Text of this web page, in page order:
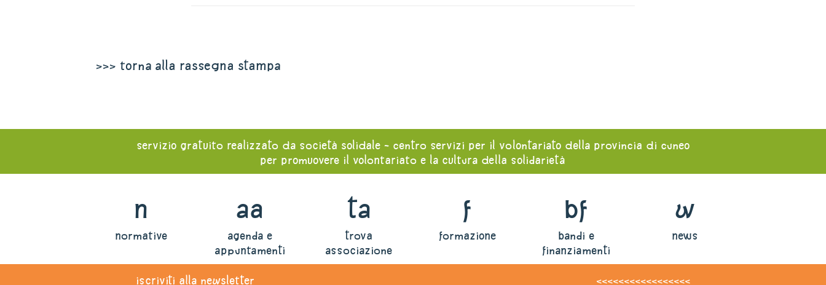
>>> torna alla rassegna stampa
servizio gratuito realizzato da società solidale - centro servizi per il volontariato della provincia di cuneo
per promuovere il volontariato e la cultura della solidarietà
n
normative
aa
agenda e
appuntamenti
ta
trova
associazione
f
formazione
bf
bandi e
finanziamenti
w
news
iscriviti alla newsletter <<<<<<<<<<<<<<<<<